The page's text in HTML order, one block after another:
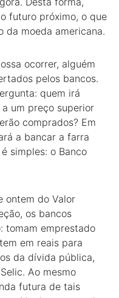
futuro próximo, o que
da moeda americana.
ocorrer, alguém
pelos bancos.
quem irá
um preço superior
comprados? Em
a bancar a farra
simples: o Banco
ontem do Valor
os bancos
tomam emprestado
em reais para
da dívida pública,
Ao mesmo
futura de tais